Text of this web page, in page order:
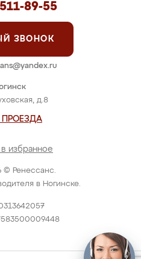
© Ренессанс.
в Ногинске.
д.8
избранное
511-89-55
ЗВОНОК